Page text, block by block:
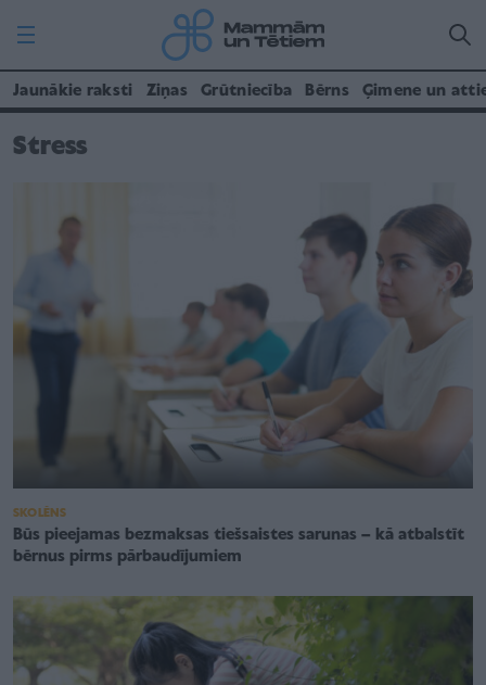
Jaunākie raksti Ziņas Grūtniecība Bērns Ģimene un
Stress
SKOLĒNS
Būs pieejamas bezmaksas tiešsaistes sarunas – kā atbalstīt
bērnus pirms pārbaudījumiem